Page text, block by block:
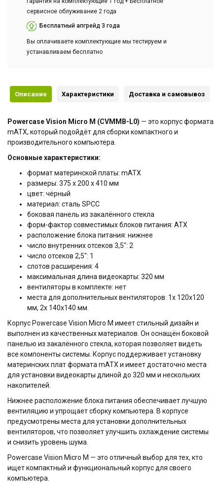
сервисное облуживание 2 года
Бесплатный апгрейд 3 года
Вы оплачиваете комплектующие мы тестируем и
устанавливаем бесплатно
Описание Характеристики Доставка и самовывоз
Powercase Vision Micro M (CVMMB-L0) — это корпус формата
mATX, который подойдёт для сборки компактного и
производительного компьютера.
Основные характеристики:
формат материнской платы: mATX
размеры: 375 x 200 x 410 мм
цвет: чёрный
материал: сталь SPCC
боковая панель из закалённого стекла
форм-фактор совместимых блоков питания: ATX
расположение блока питания: нижнее
число внутренних отсеков 3,5": 2
число отсеков 2,5": 1
слотов расширения: 4
максимальная длина видеокарты: 320 мм
вентиляторы в комплекте: нет
места для дополнительных вентиляторов: 1x 120x120
мм, 2x 140x140 мм.
Корпус Powercase Vision Micro M имеет стильный дизайн и
выполнен из качественных материалов. Он оснащён боковой
панелью из закалённого стекла, которая позволяет видеть
все компоненты системы. Корпус поддерживает установку
материнских плат формата mATX и имеет достаточно места
для установки видеокарты длиной до 320 мм и нескольких
накопителей.
Нижнее расположение блока питания обеспечивает лучшую
вентиляцию и упрощает сборку компьютера. В корпусе
предусмотрены места для установки дополнительных
вентиляторов, что позволяет улучшить охлаждение системы
и снизить уровень шума.
Powercase Vision Micro M — это отличный выбор для тех, кто
ищет компактный и функциональный корпус для своего
компьютера.